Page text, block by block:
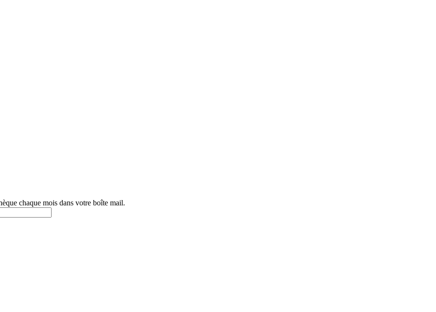
chaque mois dans votre boîte mail.